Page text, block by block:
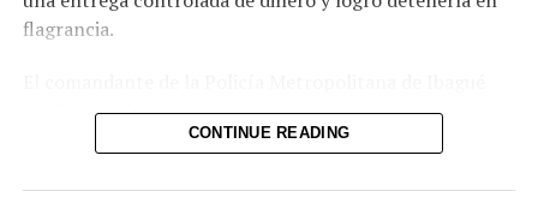
Facebook X
flagrancia.
explicó que la joven “seducía con sus encantos a
hombres que tenían familia” y, una vez obtenía el
autoridades no descartan que existan más víctimas y
CONTINUE READING